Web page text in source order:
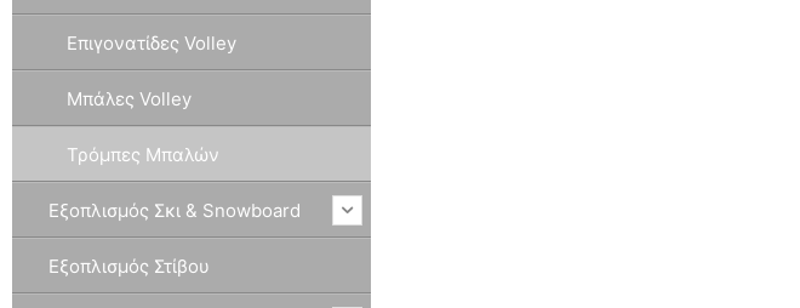
Επιγονατίδες Volley
Μπάλες Volley
Τρόμπες Μπαλών
Εξοπλισμός Σκι & Snowboard
Εξοπλισμός Στίβου